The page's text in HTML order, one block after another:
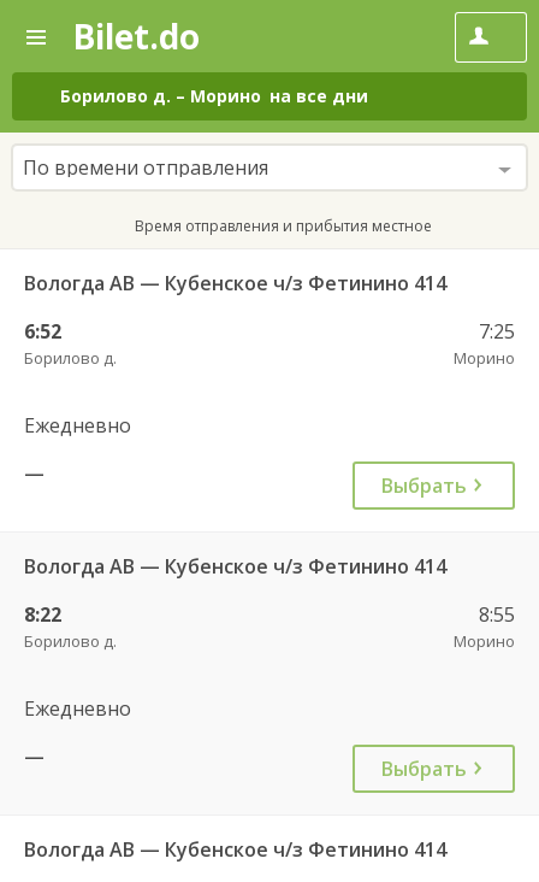
—
Поиск
и
покупка
билетов
на
автобус
онлайн
Bilet.do
Борилово д. – Морино на все дни
По времени отправления
Время отправления и прибытия местное
Вологда АВ — Кубенское ч/з Фетинино 414
6:52
Борилово д.
7:25
Морино
Ежедневно
—
Выбрать
Вологда АВ — Кубенское ч/з Фетинино 414
8:22
Борилово д.
8:55
Морино
Ежедневно
—
Выбрать
Вологда АВ — Кубенское ч/з Фетинино 414